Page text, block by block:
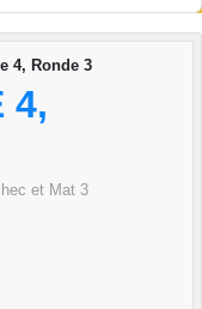
4, Ronde 3
4,
et Mat 3